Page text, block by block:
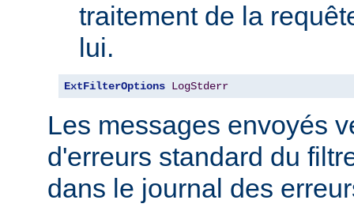
traitement de la
lui.
ExtFilterOptions LogStderr
Les messages envoyés
d'erreurs standard du
dans le journal des